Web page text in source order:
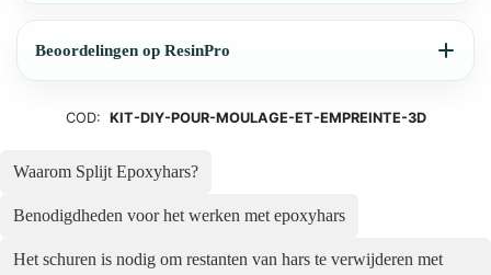
Beoordelingen op ResinPro
COD: KIT-DIY-POUR-MOULAGE-ET-EMPREINTE-3D
Waarom Splijt Epoxyhars?
Benodigdheden voor het werken met epoxyhars
Het schuren is nodig om restanten van hars te verwijderen met